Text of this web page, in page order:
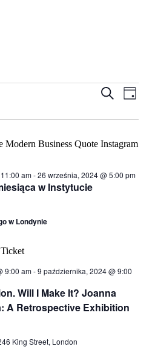
po
widokach
Szukaj
Dzień
w Instytucie
am-26 września, 2024 @ 5:00 pm
w Londynie
Will I Make It? Joanna
A Retrospective Exhibition
9:00 am-9 października, 2024 @ 9:00
King Street, London